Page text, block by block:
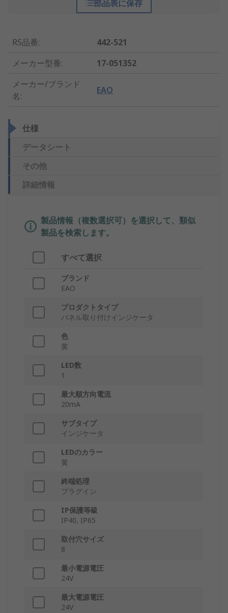
部品表に保存
RS品番:
442-521
メーカー型番:
17-051352
メーカー/ブランド
名:
EAO
仕様
データシート
その他
詳細情報
製品情報（複数選択可）を選択して、類似
製品を検索します。
すべて選択
ブランド
EAO
プロダクトタイプ
パネル取り付けインジケータ
色
黄
LED数
1
最大順方向電流
20mA
サブタイプ
インジケータ
LEDのカラー
黄
終端処理
プラグイン
IP保護等級
IP40, IP65
取付穴サイズ
8
最小電源電圧
24V
最大電源電圧
24V